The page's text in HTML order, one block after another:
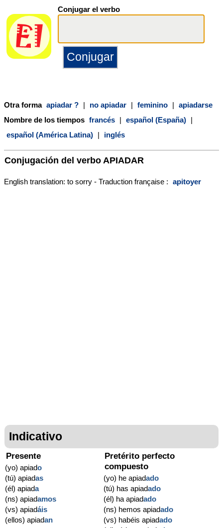
Conjugar el verbo
Otra forma apiadar ? | no apiadar | feminino | apiadarse
Nombre de los tiempos francés | español (España) |
español (América Latina) | inglés
Conjugación del verboAPIADAR
English translation: to sorry - Traduction française : apitoyer
Indicativo
Presente
(yo) apiado
(tú) apiadas
(él) apiada
(ns) apiadamos
(vs) apiadáis
(ellos) apiadan
Pretérito perfecto
compuesto
(yo) he apiadado
(tú) has apiadado
(él) ha apiadado
(ns) hemos apiadado
(vs) habéis apiadado